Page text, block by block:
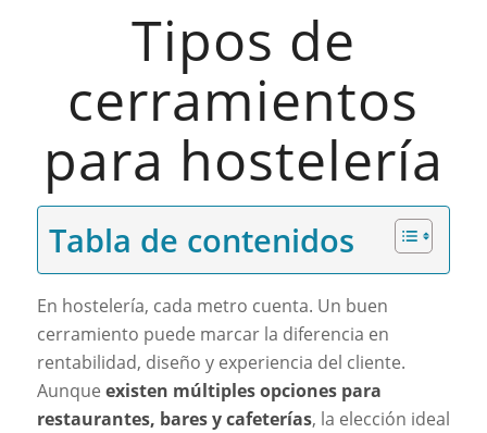
Tipos de
cerramientos
para hostelería
Tabla de contenidos
En hostelería, cada metro cuenta. Un buen
cerramiento puede marcar la diferencia en
rentabilidad, diseño y experiencia del cliente.
Aunque existen múltiples opciones para
restaurantes, bares y cafeterías, la elección ideal